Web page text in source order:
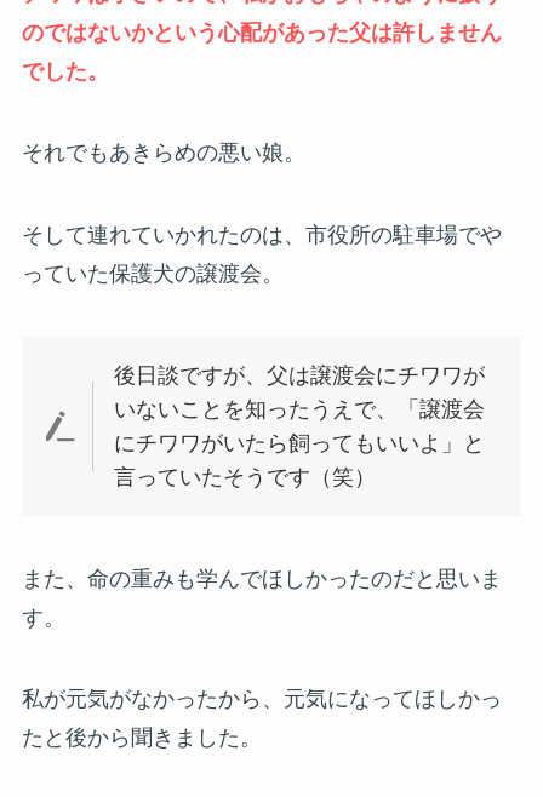
のではないかという心配があった父は許しません
でした。
それでもあきらめの悪い娘。
そして連れていかれたのは、市役所の駐車場でや
っていた保護犬の譲渡会。
後日談ですが、父は譲渡会にチワワが
いないことを知ったうえで、「譲渡会
にチワワがいたら飼ってもいいよ」と
言っていたそうです（笑）
また、命の重みも学んでほしかったのだと思いま
す。
私が元気がなかったから、元気になってほしかっ
たと後から聞きました。